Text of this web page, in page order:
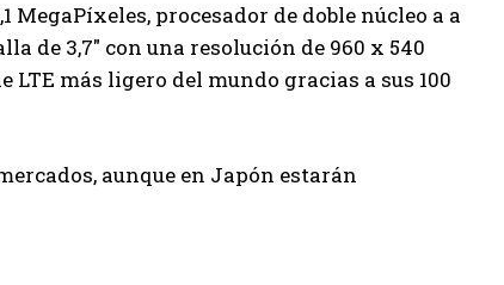
MegaPíxeles, procesador de doble núcleo a a
de 3,7″ con una resolución de 960 x 540
más ligero del mundo gracias a sus 100
aunque en Japón estarán